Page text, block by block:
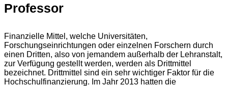
Professor
Finanzielle Mittel, welche Universitäten,
Forschungseinrichtungen oder einzelnen Forschern durch
einen Dritten, also von jemandem außerhalb der Lehranstalt,
zur Verfügung gestellt werden, werden als Drittmittel
bezeichnet. Drittmittel sind ein sehr wichtiger Faktor für die
Hochschulfinanzierung. Im Jahr 2013 hatten die